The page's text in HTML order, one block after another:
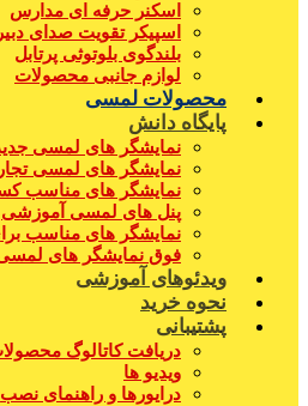
اسکنر حرفه ای مدارس
اسپیکر تقویت صدای دبیر
بلندگوی بلوتوثی پرتابل
لوازم جانبی محصولات
محصولات لمسی
پایگاه دانش
نمایشگر های لمسی
نمایشگر های لمسی
نمایشگر های مناسب
پنل های لمسی آموزشی
نمایشگر های مناسب
فوق نمایشگر های
ویدئوهای آموزشی
نحوه خرید
پشتیبانی
دریافت کاتالوگ
ویدیو ها
درایورها و راهنمای نصب